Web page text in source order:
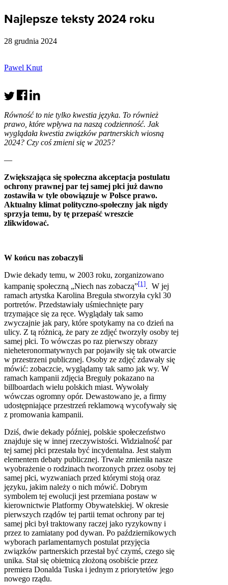
Najlepsze teksty 2024 roku
28 grudnia 2024
Pawel Knut
Równość to nie tylko kwestia języka. To również
prawo, które wpływa na naszą codzienność. Jak
wyglądała kwestia związków partnerskich wiosną
2024? Czy coś zmieni się w 2025?
—
Zwiększająca się społeczna akceptacja postulatu
ochrony prawnej par tej samej płci już dawno
zostawiła w tyle obowiązuje w Polsce prawo.
Aktualny klimat polityczno-społeczny jak nigdy
sprzyja temu, by tę przepaść wreszcie
zlikwidować.
W końcu nas zobaczyli
Dwie dekady temu, w 2003 roku, zorganizowano
kampanię społeczną „Niech nas zobaczą”[1]. W jej
ramach artystka Karolina Breguła stworzyła cykl 30
portretów. Przedstawiały uśmiechnięte pary
trzymające się za ręce. Wyglądały tak samo
zwyczajnie jak pary, które spotykamy na co dzień na
ulicy. Z tą różnicą, że pary ze zdjęć tworzyły osoby tej
samej płci. To wówczas po raz pierwszy obrazy
nieheteronormatywnych par pojawiły się tak otwarcie
w przestrzeni publicznej. Osoby ze zdjęć zdawały się
mówić: zobaczcie, wyglądamy tak samo jak wy. W
ramach kampanii zdjęcia Breguły pokazano na
billboardach wielu polskich miast. Wywołały
wówczas ogromny opór. Dewastowano je, a firmy
udostępniające przestrzeń reklamową wycofywały się
z promowania kampanii.
Dziś, dwie dekady później, polskie społeczeństwo
znajduje się w innej rzeczywistości. Widzialność par
tej samej płci przestała być incydentalna. Jest stałym
elementem debaty publicznej. Trwale zmieniła nasze
wyobrażenie o rodzinach tworzonych przez osoby tej
samej płci, wyzwaniach przed którymi stoją oraz
języku, jakim należy o nich mówić. Dobrym
symbolem tej ewolucji jest przemiana postaw w
kierownictwie Platformy Obywatelskiej. W okresie
pierwszych rządów tej partii temat ochrony par tej
samej płci był traktowany raczej jako ryzykowny i
przez to zamiatany pod dywan. Po październikowych
wyborach parlamentarnych postulat przyjęcia
związków partnerskich przestał być czymś, czego się
unika. Stał się obietnicą złożoną osobiście przez
premiera Donalda Tuska i jednym z priorytetów jego
nowego rządu.